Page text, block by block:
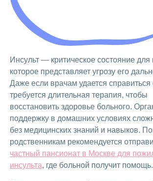
Инсульт — критическое состояние для
которое представляет угрозу его
Даже если врачам удается справиться
требуется длительная терапия, чтобы
восстановить здоровье больного.
поддержку в домашних условиях
без медицинских знаний и навыков.
родственникам рекомендуется
частный пансионат в Москве для
инсульта, где больной получит помощь.